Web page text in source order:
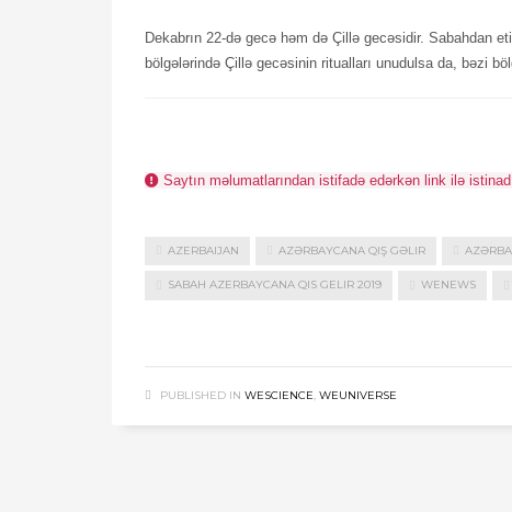
Dekabrın 22-də gecə həm də Çillə gecəsidir. Sabahdan
bölgələrində Çillə gecəsinin ritualları unudulsa da, bəzi
Saytın məlumatlarından istifadə edərkən link ilə
AZERBAIJAN AZƏRBAYCANA QIŞ GƏLIR
SABAH AZERBAYCANA QIS GELIR 2019 WENEWS
PUBLISHED IN WESCIENCE, WEUNIVERSE